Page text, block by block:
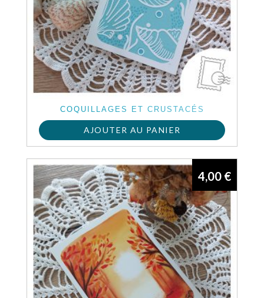
COQUILLAGES ET CRUSTACÉS
AJOUTER AU PANIER
4,00 €